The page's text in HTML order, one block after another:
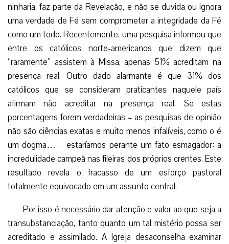
ninharia, faz parte da Revelação, e não se duvida ou ignora
uma verdade de Fé sem comprometer a integridade da Fé
como um todo. Recentemente, uma pesquisa informou que
entre os católicos norte-americanos que dizem que
“raramente” assistem à Missa, apenas 51% acreditam na
presença real. Outro dado alarmante é que 31% dos
católicos que se consideram praticantes naquele país
afirmam não acreditar na presença real. Se estas
porcentagens forem verdadeiras – as pesquisas de opinião
não são ciências exatas e muito menos infalíveis, como o é
um dogma… – estaríamos perante um fato esmagador: a
incredulidade campeã nas fileiras dos próprios crentes. Este
resultado revela o fracasso de um esforço pastoral
totalmente equivocado em um assunto central.
Por isso é necessário dar atenção e valor ao que seja a
transubstanciação, tanto quanto um tal mistério possa ser
acreditado e assimilado. A Igreja desaconselha examinar